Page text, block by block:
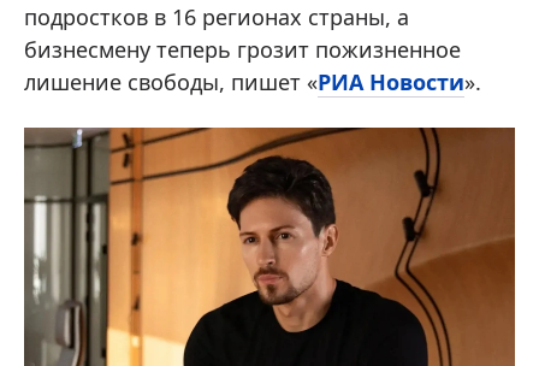
подростков в 16 регионах страны, а
бизнесмену теперь грозит пожизненное
лишение свободы, пишет «РИА Новости».